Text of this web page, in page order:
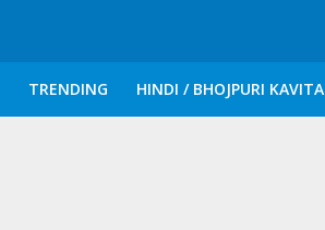
TRENDING HINDI / BHOJPURI KAVITA